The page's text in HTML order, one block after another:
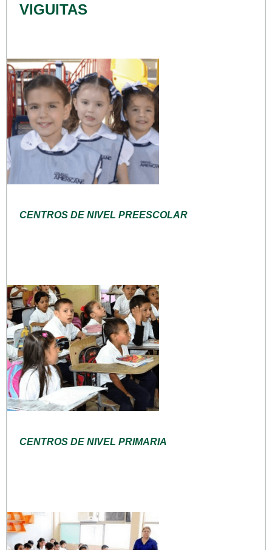
VIGUITAS
CENTROS DE NIVEL PREESCOLAR
CENTROS DE NIVEL PRIMARIA